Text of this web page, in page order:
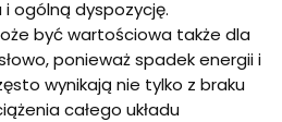
ogólną dyspozycję.
być wartościowa także dla
ponieważ spadek energii i
wynikają nie tylko z braku
całego układu